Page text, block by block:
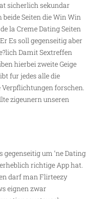
sicherlich sekundar
beide Seiten die Win Win
la Creme Dating Seiten
Es soll gegenseitig aber
Damit Sextreffen
hierbei zweite Geige
fur jedes alle die
forschen.
zigeunern unseren
um ‘ne Dating
richtige App hat.
darf man Flirteezy
eignen zwar